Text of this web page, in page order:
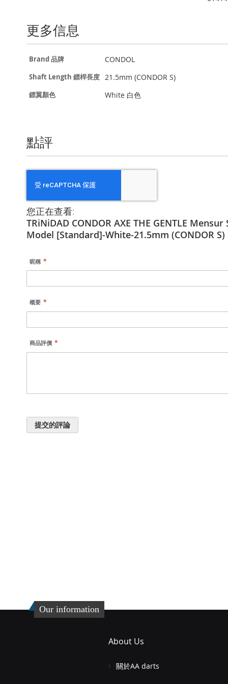
the
images
更多信息
更
信
Brand 品牌 CONDOL
Shaft Length 鏢桿長度 21.5mm (CONDOR S)
鏢翼顏色 White 白色
點評
您正在查看:
TRiNiDAD CONDOR AXE THE GENTLE
Model [Standard]-White-21.5mm (CONDOR S)
昵稱
概要
商品評價
提交的評論
Our information
About Us
關於AA darts